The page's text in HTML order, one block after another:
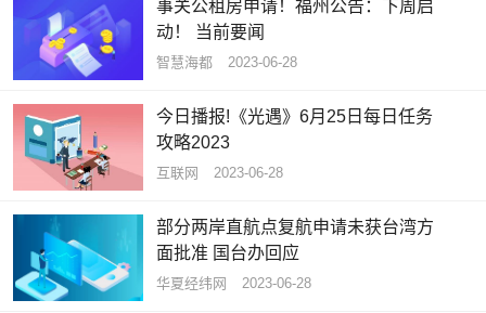
事关公租房申请！福州公告：下周启
动！ 当前要闻
智慧海都 2023-06-28
今日播报!《光遇》6月25日每日任务
攻略2023
互联网 2023-06-28
部分两岸直航点复航申请未获台湾方
面批准 国台办回应
华夏经纬网 2023-06-28